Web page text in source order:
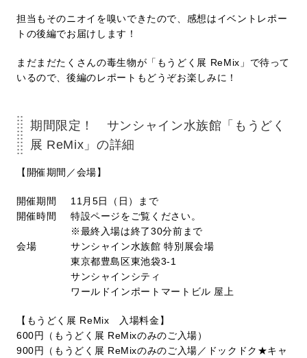
担当もそのニオイを嗅いできたので、感想はイベントレポー
トの後編でお届けします！
まだまだたくさんの毒生物が「もうどく展 ReMix」で待って
いるので、後編のレポートもどうぞお楽しみに！
期間限定！ サンシャイン水族館「もうどく
展 ReMix」の詳細
【開催期間／会場】
開催期間
11月5日（日）まで
開催時間
特設ページをご覧ください。
※最終入場は終了30分前まで
会場
サンシャイン水族館 特別展会場
東京都豊島区東池袋3-1
サンシャインシティ
ワールドインポートマートビル 屋上
【もうどく展 ReMix 入場料金】
600円（もうどく展 ReMixのみのご入場）
900円（もうどく展 ReMixのみのご入場／ドックドク★キャ